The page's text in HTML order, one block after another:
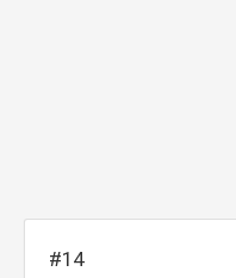
#14